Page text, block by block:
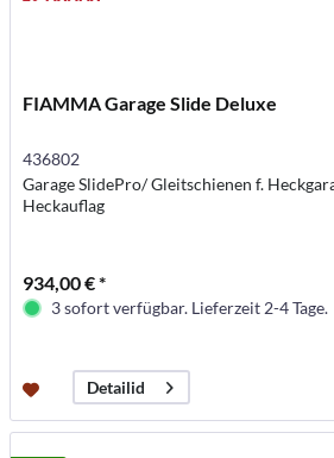
FIAMMA Garage Slide Deluxe
436802
Garage SlidePro/ Gleitschienen f.
Heckauflag
934,00 € *
3 sofort verfügbar. Lieferzeit 2-4 Tage.
Detailid